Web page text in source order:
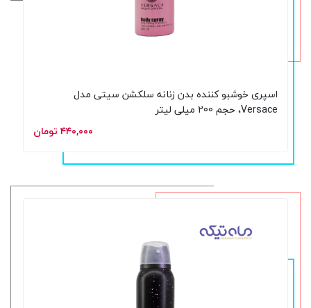
اسپری خوشبو کننده بدن زنانه سلکشن سیتی مدل
Versace، حجم 200 میلی لیتر
۴۴۰,۰۰۰ تومان